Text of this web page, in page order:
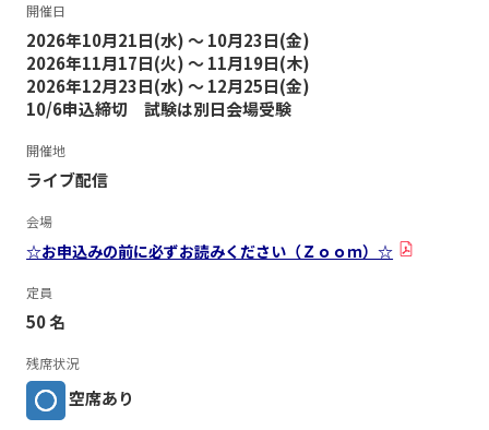
開催日
2026年10月21日(水) ～ 10月23日(金)
2026年11月17日(火) ～ 11月19日(木)
2026年12月23日(水) ～ 12月25日(金)
10/6申込締切 試験は別日会場受験
開催地
ライブ配信
会場
☆お申込みの前に必ずお読みください（Ｚｏｏｍ）☆
定員
50 名
残席状況
空席あり